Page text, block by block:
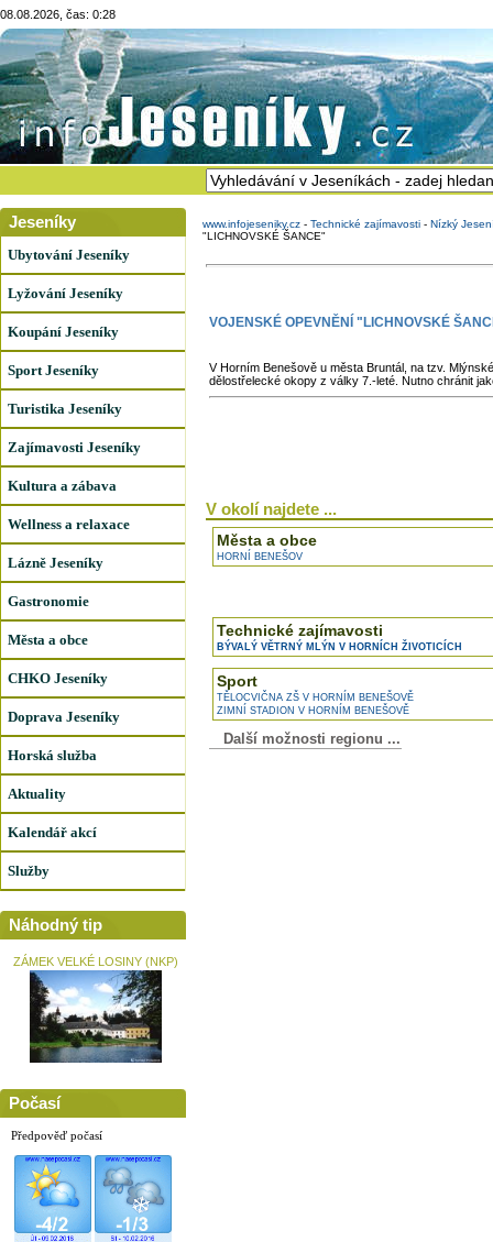
08.08.2026, čas: 0:28
Jeseníky
Ubytování Jeseníky
Lyžování Jeseníky
Koupání Jeseníky
Sport Jeseníky
Turistika Jeseníky
Zajímavosti Jeseníky
Kultura a zábava
Wellness a relaxace
Lázně Jeseníky
Gastronomie
Města a obce
CHKO Jeseníky
Doprava Jeseníky
Horská služba
Aktuality
Kalendář akcí
Služby
Náhodný tip
ZÁMEK VELKÉ LOSINY (NKP)
Počasí
Předpověď počasí
www.infojeseniky.cz - Technické zajímavosti - Nízký
"LICHNOVSKÉ ŠANCE"
VOJENSKÉ OPEVNĚNÍ "LICHNOVSKÉ
V Horním Benešově u města Bruntál, na tzv.
dělostřelecké okopy z války 7.-leté. Nutno chránit
V okolí najdete ...
Města a obce
HORNÍ BENEŠOV
Technické zajímavosti
BÝVALÝ VĚTRNÝ MLÝN V HORNÍCH ŽIVOTICÍCH
Sport
TĚLOCVIČNA ZŠ V HORNÍM BENEŠOVĚ
ZIMNÍ STADION V HORNÍM BENEŠOVĚ
Další možnosti regionu ...